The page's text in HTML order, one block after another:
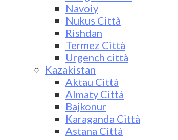
Navoiy
Nukus Città
Rishdan
Termez Città
Urgench città
Kazakistan
Aktau Città
Almaty Città
Bajkonur
Karaganda Città
Astana Città